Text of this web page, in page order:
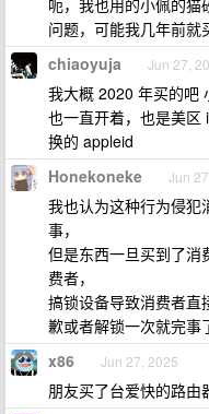
呃，我也用的小佩的
问题，可能我几年前就
chiaoyuja Jun 27,
我大概 2020 年买的吧
也一直开着，也是美区
换的 appleid
Honekoneke Jun
我也认为这种行为侵犯
事，
但是东西一旦买到了消
费者，
搞锁设备导致消费者直
歉或者解锁一次就完事
x86 Jun 27, 2025
朋友买了台爱快的路由